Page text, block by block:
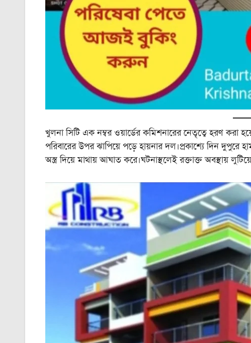
খুলনা সিটি এক নম্বর ওয়ার্ডের কমিশনারের নেতৃত্বে হরণ করা
পরিবারের উপর ঝাপিয়ে পড়ে হায়নার দল।প্রকাশ্যে দিন দুপুরে
অস্ত্র দিয়ে মাথায় আঘাত করে।ঘটনাস্থলেই রক্তাক্ত অবস্থায়